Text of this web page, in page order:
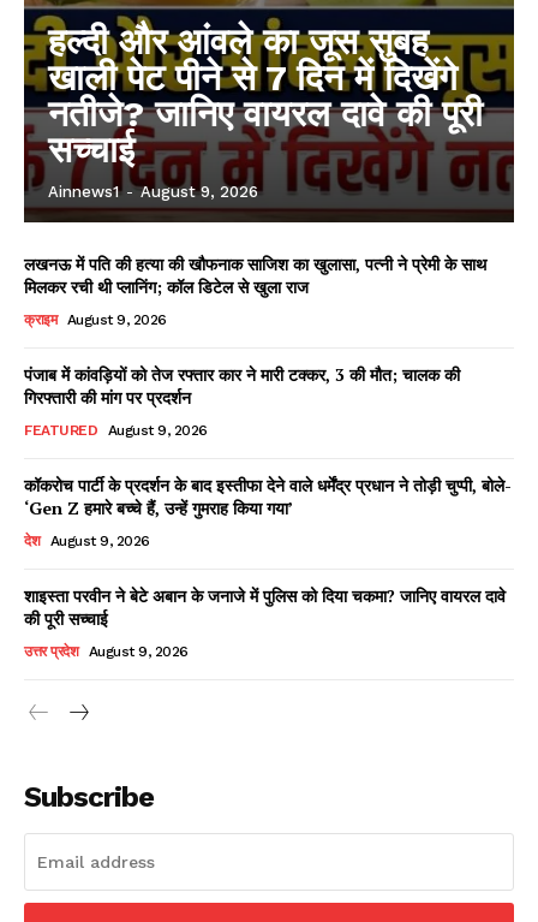
Facebook
X WhatsApp
Share
Read Latest News on AIN
हल्दी और आंवले का जूस सुबह
खाली पेट पीने से 7 दिन में दिखेंगे
नतीजे? जानिए वायरल दावे की पूरी
सच्चाई
Ainnews1 - August 9, 2026
लखनऊ में पति की हत्या की खौफनाक साजिश का खुलासा, पत्नी ने प्रेमी के साथ
मिलकर रची थी प्लानिंग; कॉल डिटेल से खुला राज
क्राइम August 9, 2026
पंजाब में कांवड़ियों को तेज रफ्तार कार ने मारी टक्कर, 3 की मौत; चालक की
गिरफ्तारी की मांग पर प्रदर्शन
FEATURED August 9, 2026
कॉकरोच पार्टी के प्रदर्शन के बाद इस्तीफा देने वाले धर्मेंद्र प्रधान ने तोड़ी चुप्पी, बोले-
‘Gen Z हमारे बच्चे हैं, उन्हें गुमराह किया गया’
देश August 9, 2026
शाइस्ता परवीन ने बेटे अबान के जनाजे में पुलिस को दिया चकमा? जानिए वायरल दावे
की पूरी सच्चाई
उत्तर प्रदेश August 9, 2026
Subscribe